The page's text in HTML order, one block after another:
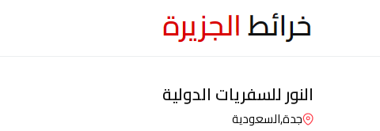
النور للسفريات الدولية
جدة,السعودية